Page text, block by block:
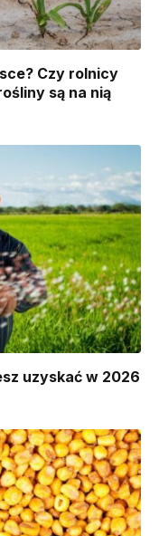
Czy rolnicy
są na nią
uzyskać w 2026